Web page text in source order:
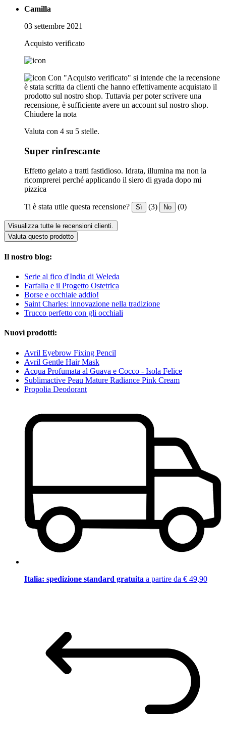
Camilla
03 settembre 2021
Acquisto verificato
Con "Acquisto verificato" si intende che la recensione
è stata scritta da clienti che hanno effettivamente acquistato il
prodotto sul nostro shop. Tuttavia per poter scrivere una
recensione, è sufficiente avere un account sul nostro shop.
Chiudere la nota
Valuta con 4 su 5 stelle.
Super rinfrescante
Effetto gelato a tratti fastidioso. Idrata, illumina ma non la
ricomprerei perché applicando il siero di gyada dopo mi
pizzica
Ti è stata utile questa recensione? Sì (3) No (0)
Visualizza tutte le recensioni clienti.
Valuta questo prodotto
Il nostro blog:
Serie al fico d'India di Weleda
Farfalla e il Progetto Ostetrica
Borse e occhiaie addio!
Saint Charles: innovazione nella tradizione
Trucco perfetto con gli occhiali
Nuovi prodotti:
Avril Eyebrow Fixing Pencil
Avril Gentle Hair Mask
Acqua Profumata al Guava e Cocco - Isola Felice
Sublimactive Peau Mature Radiance Pink Cream
Propolia Deodorant
Italia: spedizione standard gratuita a partire da € 49,90